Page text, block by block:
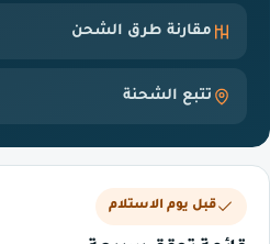
مقارنة طرق الشحن
تتبع الشحنة
قبل يوم الاستلام